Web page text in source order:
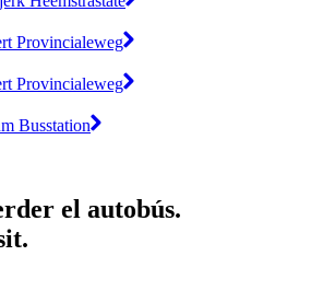
Provincialeweg
Provincialeweg
Busstation
el autobús.